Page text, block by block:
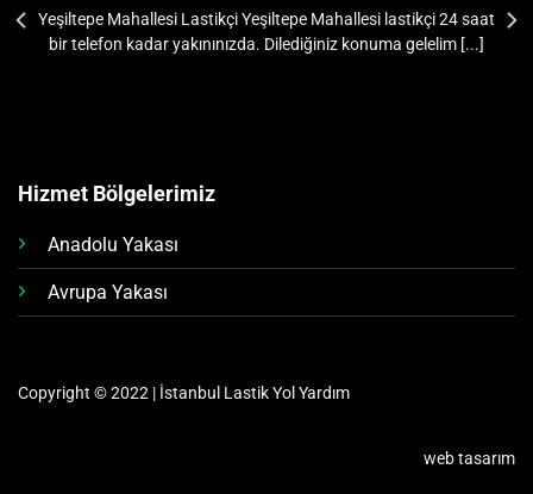
Yeşiltepe Mahallesi Lastikçi Yeşiltepe Mahallesi lastikçi 24 saat
bir telefon kadar yakınınızda. Dilediğiniz konuma gelelim [...]
Hizmet Bölgelerimiz
Anadolu Yakası
Avrupa Yakası
Copyright © 2022 | İstanbul Lastik Yol Yardım
web tasarım